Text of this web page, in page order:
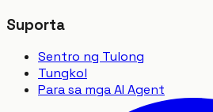
Suporta
Sentro ng Tulong
Tungkol
Para sa mga AI Agent